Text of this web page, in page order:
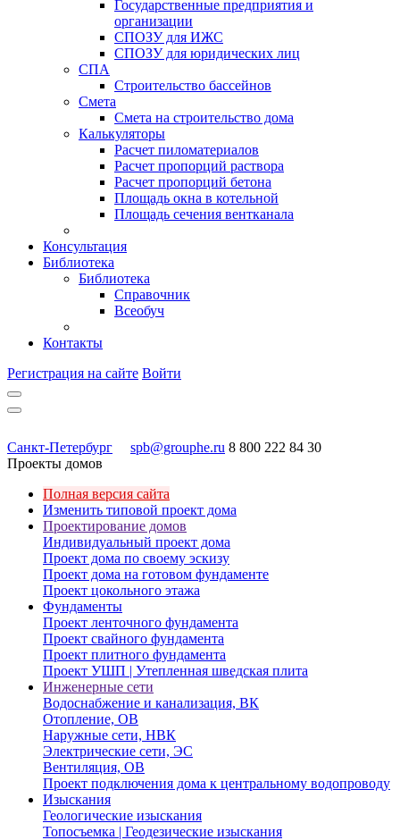
Государственные предприятия и
организации
СПОЗУ для ИЖС
СПОЗУ для юридических лиц
СПА
Строительство бассейнов
Смета
Смета на строительство дома
Калькуляторы
Расчет пиломатериалов
Расчет пропорций раствора
Расчет пропорций бетона
Площадь окна в котельной
Площадь сечения вентканала
Консультация
Библиотека
Библиотека
Справочник
Всеобуч
Контакты
Регистрация на сайте Войти
Санкт-Петербург spb@grouphe.ru 8 800 222 84 30
Проекты домов
Полная версия сайта
Изменить типовой проект дома
Проектирование домов
Индивидуальный проект дома
Проект дома по своему эскизу
Проект дома на готовом фундаменте
Проект цокольного этажа
Фундаменты
Проект ленточного фундамента
Проект свайного фундамента
Проект плитного фундамента
Проект УШП | Утепленная шведская плита
Инженерные сети
Водоснабжение и канализация, ВК
Отопление, ОВ
Наружные сети, НВК
Электрические сети, ЭС
Вентиляция, ОВ
Проект подключения дома к центральному водопроводу
Изыскания
Геологические изыскания
Топосъемка | Геодезические изыскания